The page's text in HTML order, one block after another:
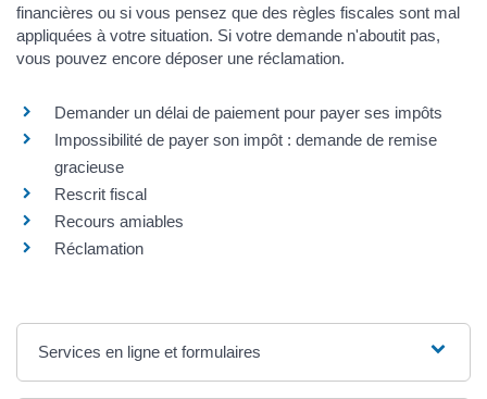
financières ou si vous pensez que des règles fiscales sont mal
appliquées à votre situation. Si votre demande n'aboutit pas,
vous pouvez encore déposer une réclamation.
Demander un délai de paiement pour payer ses impôts
Impossibilité de payer son impôt : demande de remise
gracieuse
Rescrit fiscal
Recours amiables
Réclamation
Services en ligne et formulaires